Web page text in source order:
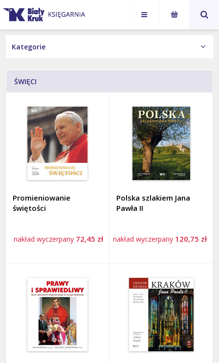
NASI AUTORZY
Karol
Nawrocki
Jan Paweł
KSIĄŻKI
Wydania Obcojęzyczne
Książka z autografem
Kategorie
ALBUMY
BIOGRAFIE
DLA DZIECI I MŁODZIEŻY
JAN PAWEŁ II
POLITYKA I SPOŁECZEŃSTWO
WIARA
ZAGROŻENIA
Autorzy
Na prezent
ŚWIĘCI
Promieniowanie
świętości
nakład wyczerpany 72,45 zł
Polska szlakiem Jana
Pawła II
nakład wyczerpany 120,75 zł